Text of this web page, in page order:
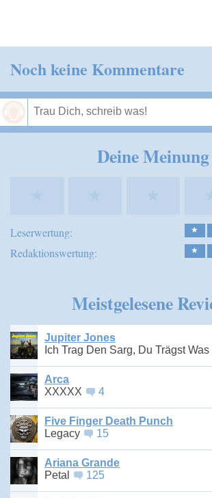
Noch keine Kommentare
Deine Meinung
Leserwertung: ★
Redaktionswertung: ★
Meistgelesene
Jupiter Jones
Ich Trag Den Sarg, Du Trägst
Arca
XXXXX
4
Five Finger Death Punch
Legacy
15
Ariana Grande
Petal
125